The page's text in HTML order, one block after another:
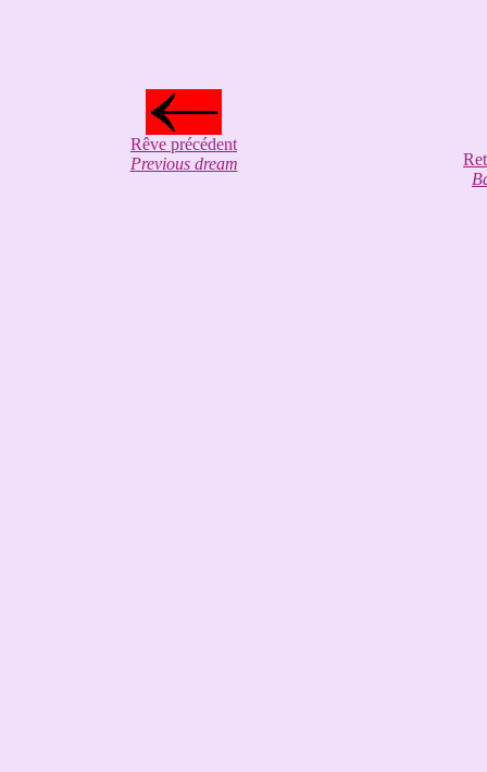
Rêve précédent
Previous dream